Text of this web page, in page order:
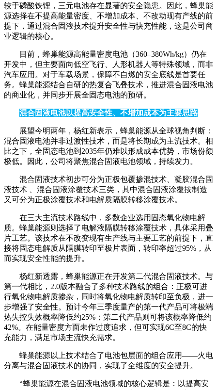
较于磷酸铁锂，三元电池存在显著的安全隐患。因此，蜂巢能
源选择在不提高能量密度、不增加成本、不改动现有产线的前
提下，通过混合固液技术提升安全性与快充性能，这是公司商
业逻辑的核心。
目前，蜂巢能源高能量密度电池（360–380Wh/kg）仍在
开发中，但主要面向低空飞行、人形机器人等特殊领域，而非
汽车应用。对于车载场景，保障不自燃的安全底线是首要任
务。蜂巢能源结合自研的热复合飞叠技术，推进混合固液电池
的商业化，并同步开展全固态电池的预研。
混合固液电池以提高安全性、不增加成本为主要思路
展望今明两年，杨红新表示，蜂巢能源从全球视角判断：
混合固液电池并非过渡性技术，而是将长期成为主流技术。相
比之下，全固态电池到2035年仍难以形成成本优势，市场份额
极低。因此，公司将聚焦混合固液电池领域，持续发力。
混合固液技术初步可分为正极包覆掺混技术、凝胶混合固
液技术 、混合固液涂覆技术三类，其中混合固液涂覆按制造
又可分为正极涂覆技术和电解质隔膜转移涂覆技术。
在三大主流技术路线中，多数企业选用固态氧化物电解
质。蜂巢能源则选择了电解液隔膜转移涂覆技术，具体采用叠
片工艺。该技术在不改变现有生产线与主要工艺的前提下，直
接将固态电解质从隔膜转印至极片表面，转印率超过95%，从
而实现安全性能的提升。
杨红新透露，蜂巢能源正在开发第二代混合固液技术。与
第一代相比，2.0版本融合了多种技术路线的组合：正极可进
行氧化物电解质掺杂，同时将氧化物电解质转印至负极，进一
步增强了安全性。预计今年三季度量产的第一代产品可将极端
热失控失效概率降低约25%；第二代产品则可将该概率降低约
42%。在能量密度方面未作过度追求，但可实现6C至8C的快
充能力，满足市场主流快充需求。
蜂巢能源以上技术结合了电池包层面的组合应用——火电
分离与混合固液技术的协同，实现了全维度的安全提升。
“蜂巢能源在混合固液电池领域的核心逻辑是：以提高安